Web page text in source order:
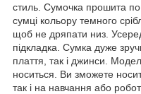
стиль. Сумочка прошита
сумці кольору темного
щоб не дряпати низ.
підкладка. Сумка дуже
плаття, так і джинси.
носиться. Ви зможете
так і на навчання або